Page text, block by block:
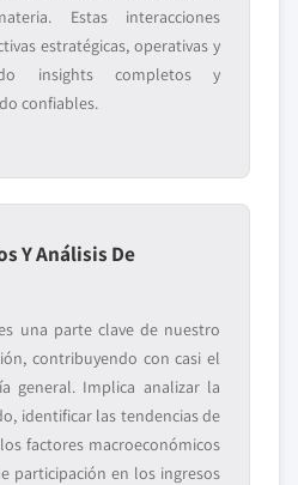
Estas interacciones
estratégicas, operativas y
insights completos y
confiables.
Y Análisis De
una parte clave de nuestro
contribuyendo con casi el
general. Implica analizar la
identificar las tendencias de
factores macroeconómicos
participación en los ingresos